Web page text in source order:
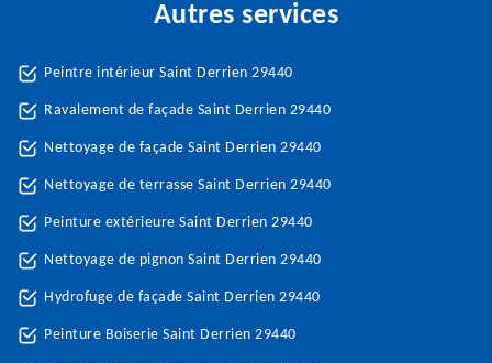
Autres services
Peintre intérieur Saint Derrien 29440
Ravalement de façade Saint Derrien 29440
Nettoyage de façade Saint Derrien 29440
Nettoyage de terrasse Saint Derrien 29440
Peinture extérieure Saint Derrien 29440
Nettoyage de pignon Saint Derrien 29440
Hydrofuge de façade Saint Derrien 29440
Peinture Boiserie Saint Derrien 29440